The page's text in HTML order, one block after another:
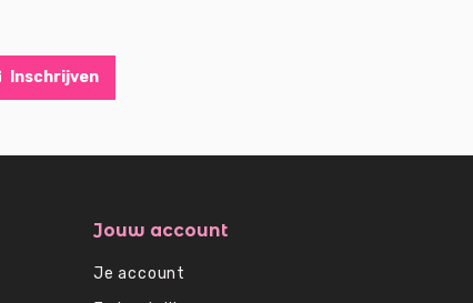
Inschrijven
Jouw account
Je account